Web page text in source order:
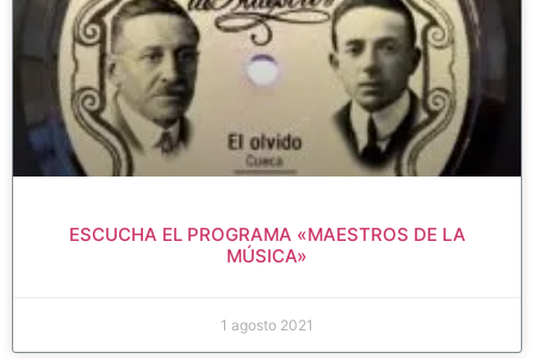
ESCUCHA EL PROGRAMA «MAESTROS DE LA
MÚSICA»
1 agosto 2021